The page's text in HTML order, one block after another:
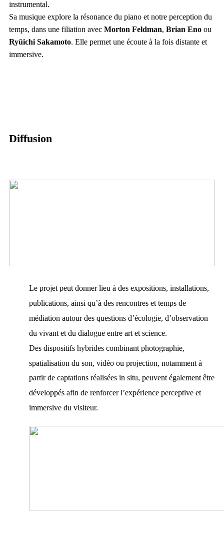
instrumental.
Sa musique explore la résonance du piano et notre perception du
temps, dans une filiation avecMorton Feldman,Brian Eno ou
Ryūichi Sakamoto. Elle permet une écoute à la fois distante et
immersive.
Diffusion
Le projet peut donner lieu à des expositions, installations,
publications, ainsi qu’à des rencontres et temps de
médiation autour des questions d’écologie, d’observation
du vivant et du dialogue entre art et science.
Des dispositifs hybrides combinant photographie,
spatialisation du son, vidéo ou projection, notamment à
partir de captations réalisées in situ, peuvent également être
développés afin de renforcer l’expérience perceptive et
immersive du visiteur.